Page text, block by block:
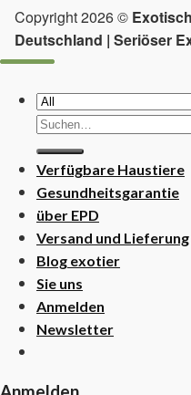
Copyright 2026 ©
Deutschland | Seriöser
Suchen
nach:
Verfügbare Haustiere
Gesundheitsgarantie
über EPD
Versand und Lieferung
Blog exotier
Sie uns
Anmelden
Newsletter